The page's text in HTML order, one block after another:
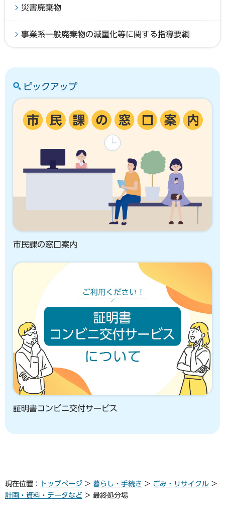
災害廃棄物
事業系一般廃棄物の減量化等に関する指導要綱
ピックアップ
市民課の窓口案内
証明書コンビニ交付サービス
現在位置： トップページ > 暮らし・手続き > ごみ・リサイクル >
計画・資料・データなど > 最終処分場